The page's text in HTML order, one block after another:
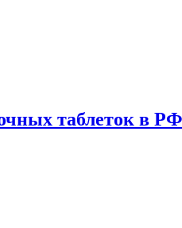
таблеток в РФ